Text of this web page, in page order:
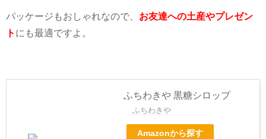
パッケージもおしゃれなので、 お友達への土産やプレゼン
ト にも最適ですよ。
ふちわきや 黒糖シロップ
ふちわきや
Amazonから探す